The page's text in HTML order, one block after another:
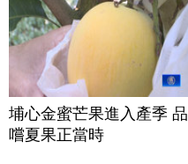
埔心金蜜芒果進入產季 品
嚐夏果正當時